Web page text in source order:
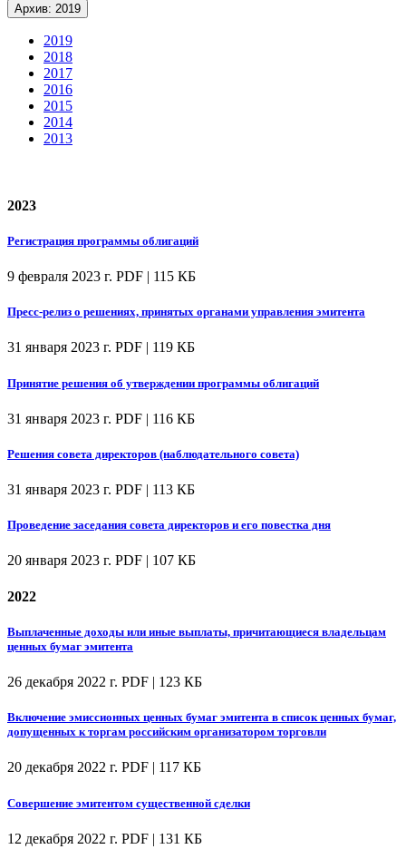
Архив: 2019
2019
2018
2017
2016
2015
2014
2013
2023
Регистрация программы облигаций
9 февраля 2023 г. PDF | 115 КБ
Пресс-релиз о решениях, принятых органами управления эмитента
31 января 2023 г. PDF | 119 КБ
Принятие решения об утверждении программы облигаций
31 января 2023 г. PDF | 116 КБ
Решения совета директоров (наблюдательного совета)
31 января 2023 г. PDF | 113 КБ
Проведение заседания совета директоров и его повестка дня
20 января 2023 г. PDF | 107 КБ
2022
Выплаченные доходы или иные выплаты, причитающиеся владельцам
ценных бумаг эмитента
26 декабря 2022 г. PDF | 123 КБ
Включение эмиссионных ценных бумаг эмитента в список ценных бумаг,
допущенных к торгам российским организатором торговли
20 декабря 2022 г. PDF | 117 КБ
Совершение эмитентом существенной сделки
12 декабря 2022 г. PDF | 131 КБ